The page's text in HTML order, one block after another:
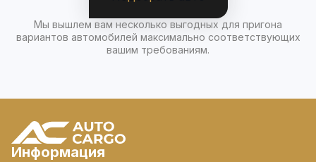
Мы вышлем вам несколько выгодных для пригона
вариантов автомобилей максимально соответствующих
вашим требованиям.
Информация